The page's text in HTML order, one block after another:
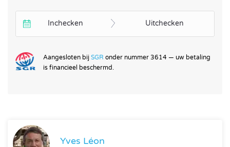
Inchecken Uitchecken
Aangesloten bij SGR onder nummer 3614 — uw betaling
is financieel beschermd.
Yves Léon